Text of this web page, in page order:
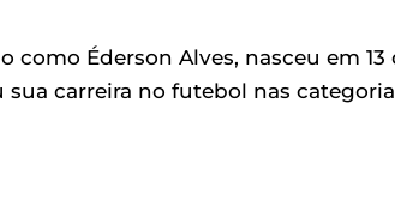
como Éderson Alves, nasceu em 13
sua carreira no futebol nas